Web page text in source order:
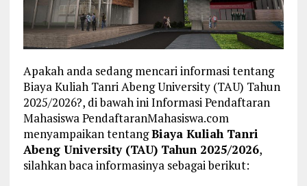
Apakah anda sedang mencari informasi tentang
Biaya Kuliah Tanri Abeng University (TAU) Tahun
2025/2026?, di bawah ini Informasi Pendaftaran
Mahasiswa PendaftaranMahasiswa.com
menyampaikan tentangBiaya Kuliah Tanri
Abeng University (TAU) Tahun 2025/2026,
silahkan baca informasinya sebagai berikut: